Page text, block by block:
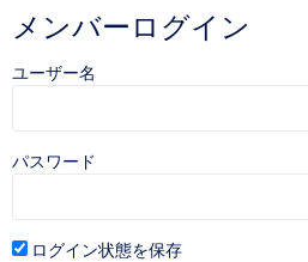
メンバーログイン
ユーザー名
パスワード
ログイン状態を保存